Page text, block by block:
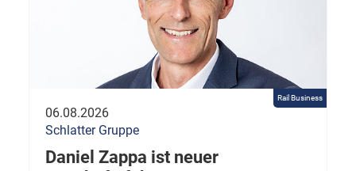
Rail Business
06.08.2026
Schlatter Gruppe
Daniel Zappa ist neuer